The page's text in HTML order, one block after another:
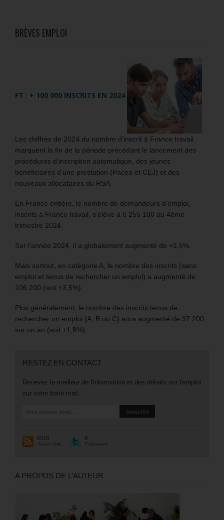
BRÈVES EMPLOI
FT : + 100 000 INSCRITS EN 2024
Les chiffres de 2024 du nombre d’inscrit à France travail
marquent la fin de la période précédant le lancement des
procédures d’inscription automatique, des jeunes
bénéficiaires d’une prestation (Pacea et CEJ) et des
nouveaux allocataires du RSA.
En France entière, le nombre de demandeurs d’emploi,
inscrits à France travail, s’élève à 6 255 100 au 4ème
trimestre 2024.
Sur l’année 2024, il a globalement augmenté de +1,5%.
Mais surtout, en catégorie A, le nombre des inscrits (sans
emploi et tenus de rechercher un emploi) a augmenté de
106 200 (soit +3,5%).
Plus généralement, le nombre des inscrits tenus de
rechercher un emploi (A, B ou C) aura augmenté de 97 200
sur un an (soit +1,8%).
RESTEZ EN CONTACT
Recevez le meilleur de l'information et des débats sur l'emploi
sur votre boite mail.
RSS
Souscrire
0
Followers
A PROPOS DE L’AUTEUR